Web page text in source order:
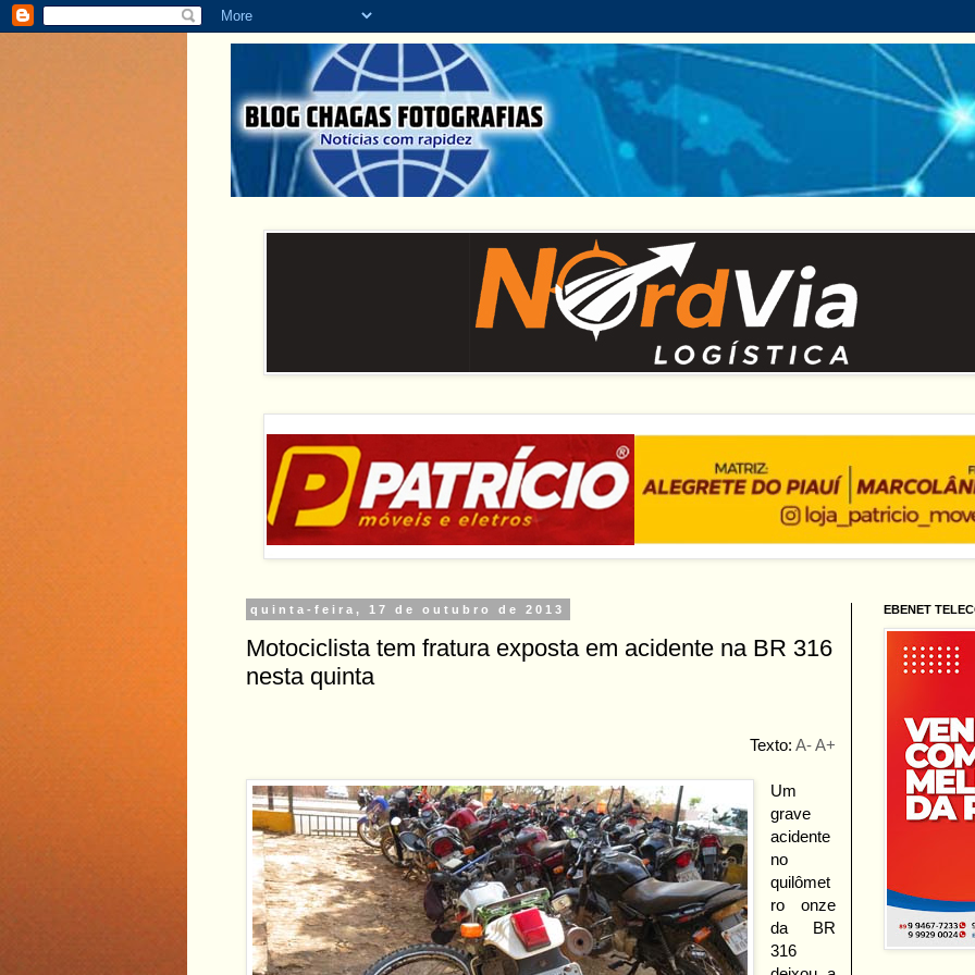
quinta-feira, 17 de outubro de 2013
Motociclista tem fratura exposta em acidente na BR 316
nesta quinta
Texto: A-A+
Um
grave
acidente
no
quilômet
ro onze
da BR
316
EBENET